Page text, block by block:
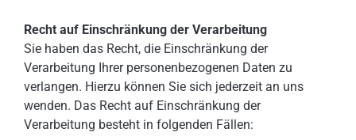
Recht auf Einschränkung der Verarbeitung
Sie haben das Recht, die Einschränkung der
Verarbeitung Ihrer personenbezogenen Daten zu
verlangen. Hierzu können Sie sich jederzeit an uns
wenden. Das Recht auf Einschränkung der
Verarbeitung besteht in folgenden Fällen: